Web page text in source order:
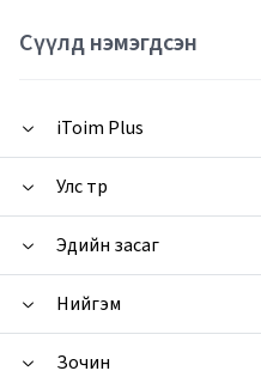
Сүүлд нэмэгдсэн
iToim Plus
Улс төр
Эдийн засаг
Нийгэм
Зочин